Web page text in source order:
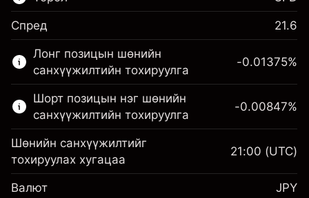
Энэ санхүүгийн зах зээл зөвхөн CFD
арилжаанд зориулагдсан.
Дэлгэрэнгүй мэдээллийг:
CFD-үүд
Спред 21.6
Лонг позицын шөнийн
санхүүжилтийн тохируулга
Маржин. Таны хөрөнгө
-0.01375%
Шорт позицын нэг шөнийн
санхүүжилтийн тохируулга
-0.00847%
Шөнийн санхүүжилтийг
тохируулах хугацаа
21:00 (UTC)
Валют JPY